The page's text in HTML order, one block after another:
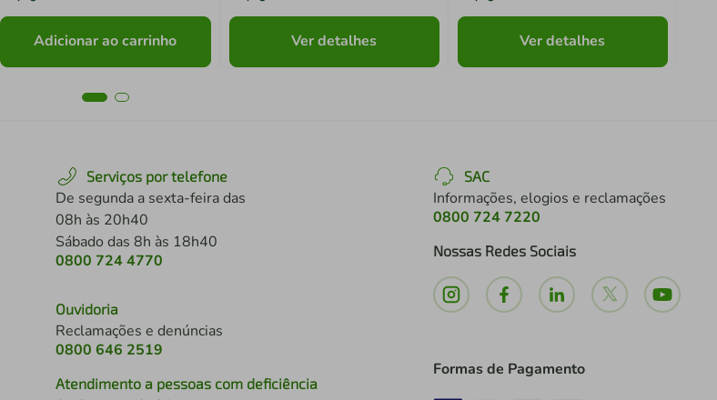
Adicionar ao carrinho Ver detalhes Ver detalhes
Serviços por telefone
De segunda a sexta-feira das
08h às 20h40
Sábado das 8h às 18h40
0800 724 4770
Ouvidoria
Reclamações e denúncias
0800 646 2519
Atendimento a pessoas com deficiência
SAC
Informações, elogios e reclamações
0800 724 7220
Nossas Redes Sociais
Formas de Pagamento